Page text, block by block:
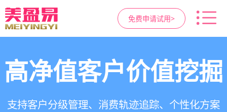
免费申请试用>
智慧医美管理系统
一站式解决医美机构预约、咨询、手术安排、会
医疗资源调度管理
支持电子病历、医生排班、手术室管理、智能预
高净值客户价值挖掘
支持客户分级管理、消费轨迹追踪、个性化方案
营销与私域运营
提供小程序商城、私域scrm、项目套餐、裂变分